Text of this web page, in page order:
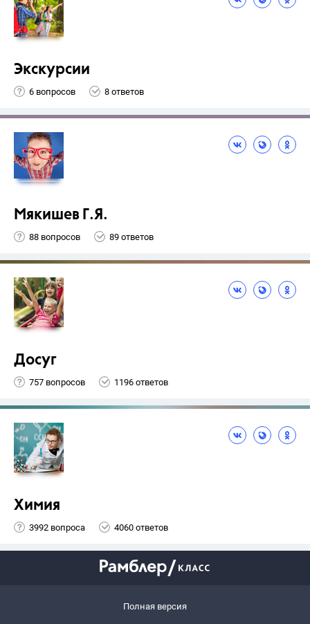
Экскурсии
6 вопросов 8 ответов
Мякишев Г.Я.
88 вопросов 89 ответов
Досуг
757 вопросов 1196 ответов
Химия
3992 вопроса 4060 ответов
Полная версия